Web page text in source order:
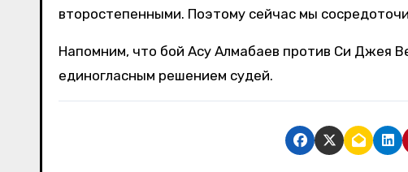
второстепенными. Поэтому сейчас мы
Напомним, что бой Асу Алмабаев против Си Джея
единогласным решением судей.